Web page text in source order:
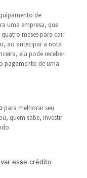
de
uma empresa, que
meses para cair
ao antecipar a nota
ela pode receber
pagamento de uma
para melhorar seu
quem sabe, investir
esse crédito